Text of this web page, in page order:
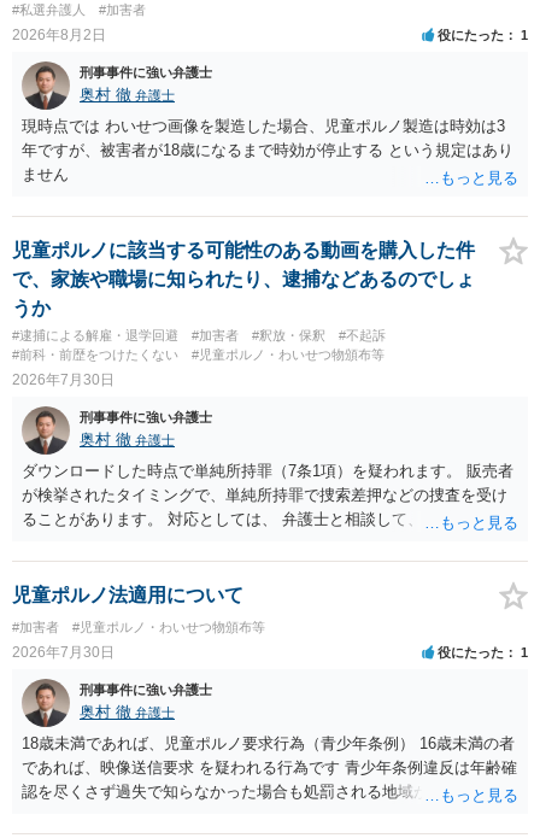
#私選弁護人
#加害者
2026年8月2日 役にたった 1
刑事事件に強い弁護士
奥村 徹 弁護士
現時点では わいせつ画像を製造した場合、児童ポルノ製造は時効は3
年ですが、被害者が18歳になるまで時効が停止する という規定はあり
ません
児童ポルノに該当する可能性のある動画を購入した件
で、家族や職場に知られたり、逮捕などあるのでしょ
うか
#逮捕による解雇・退学回避 #加害者 #釈放・保釈
#不起訴
#前科・前歴をつけたくない
#児童ポルノ・わいせつ物頒布等
2026年7月30日
刑事事件に強い弁護士
奥村 徹 弁護士
ダウンロードした時点で単純所持罪（7条1項）を疑われます。 販売者
が検挙されたタイミングで、単純所持罪で捜索差押などの捜査を受け
ることがあります。 対応としては、 弁護士と相談して、 児童ポルノ
談しておく などが考えられます。
児童ポルノ法適用について
#加害者 #児童ポルノ・わいせつ物頒布等
2026年7月30日 役にたった 1
刑事事件に強い弁護士
奥村 徹 弁護士
18歳未満であれば、児童ポルノ要求行為（青少年条例） 16歳未満の者
であれば、映像送信要求 を疑われる行為です 青少年条例違反は年齢確
認を尽くさず過失で知らなかった場合も処罰される地域があるので、